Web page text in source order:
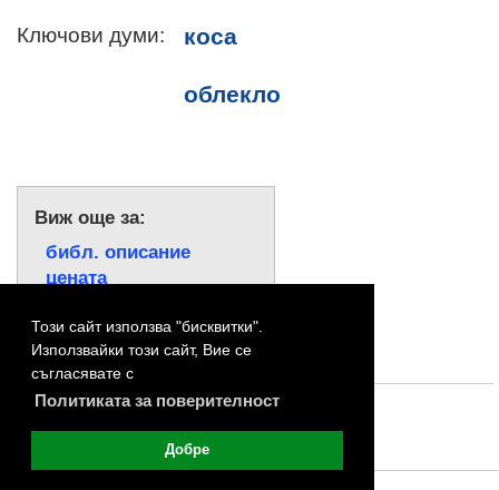
Този сайт използва "бисквитки".
Използвайки този сайт, Вие се
съгласявате с
Политиката за поверителност
Добре
Ключови думи: коса
облекло
Виж още за:
библ. описание
цената